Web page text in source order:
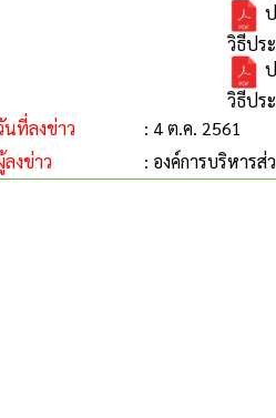
วิธีปร
วิธีปร
ที่ลงข่าว
: 4 ต.ค. 2561
งข่าว
: องค์การบริหาร